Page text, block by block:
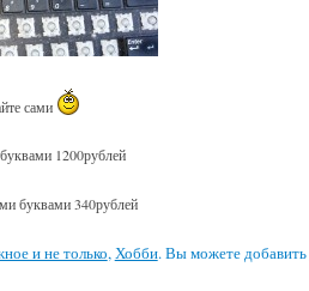
сами
1200рублей
буквами 340рублей
и не только,Хобби. Вы можете добавить